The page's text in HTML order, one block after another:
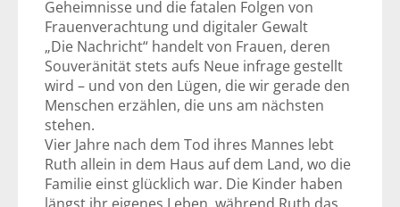
Geheimnisse und die fatalen Folgen von
Frauenverachtung und digitaler Gewalt
„Die Nachricht“ handelt von Frauen, deren
Souveränität stets aufs Neue infrage gestellt
wird – und von den Lügen, die wir gerade den
Menschen erzählen, die uns am nächsten
stehen.
Vier Jahre nach dem Tod ihres Mannes lebt
Ruth allein in dem Haus auf dem Land, wo die
Familie einst glücklich war. Die Kinder haben